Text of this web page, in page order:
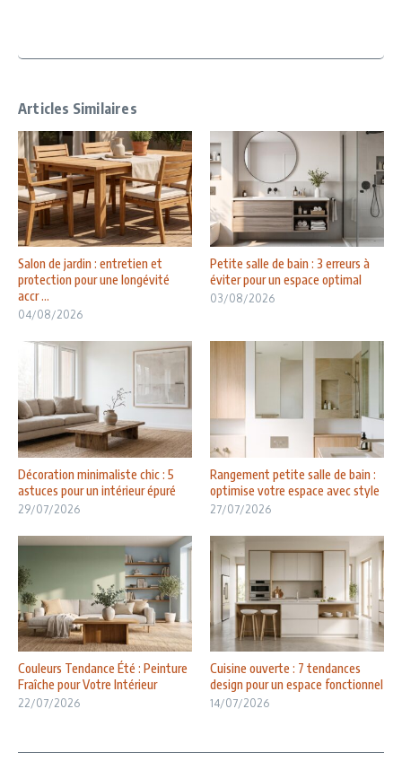
Articles Similaires
Salon de jardin : entretien et
protection pour une longévité
accr ...
04/08/2026
Petite salle de bain : 3 erreurs à
éviter pour un espace optimal
03/08/2026
Décoration minimaliste chic : 5
astuces pour un intérieur épuré
29/07/2026
Rangement petite salle de bain :
optimise votre espace avec style
27/07/2026
Couleurs Tendance Été : Peinture
Fraîche pour Votre Intérieur
22/07/2026
Cuisine ouverte : 7 tendances
design pour un espace fonctionnel
14/07/2026